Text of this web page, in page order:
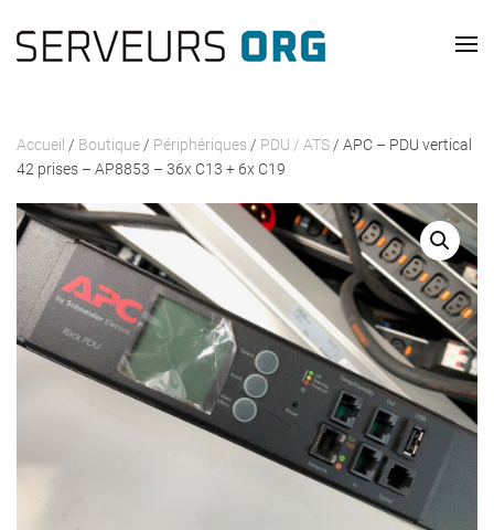
Skip to main content
Accueil / Boutique / Périphériques / PDU / ATS / APC – PDU vertical
42 prises – AP8853 – 36x C13 + 6x C19